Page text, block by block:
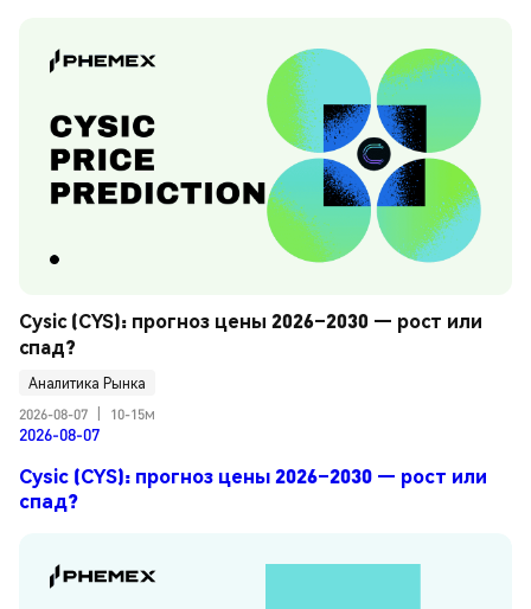
Cysic (CYS): прогноз цены 2026–2030 — рост или
спад?
Аналитика Рынка
2026-08-07
10-15м
2026-08-07
Cysic (CYS): прогноз цены 2026–2030 — рост или
спад?